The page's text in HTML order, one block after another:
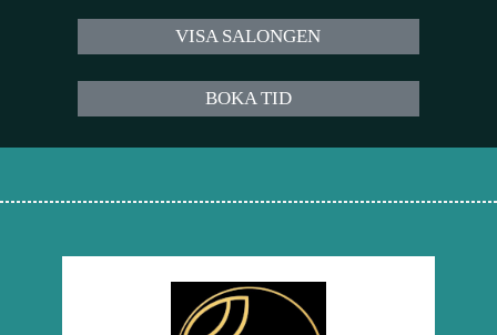
VISA SALONGEN
BOKA TID